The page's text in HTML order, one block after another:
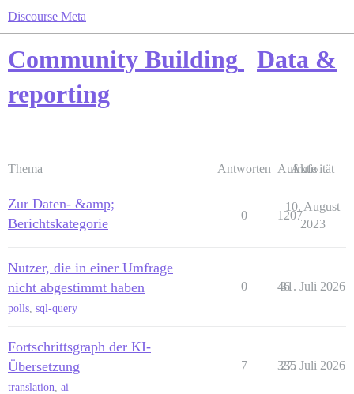
Discourse Meta
Community Building
Data &
reporting
Thema Antworten Aufrufe
Aktivität
Zur Daten- &amp;
Berichtskategorie
0 1207
10. August
2023
Nutzer, die in einer Umfrage
nicht abgestimmt haben
polls, sql-query
0 46
31. Juli 2026
Fortschrittsgraph der KI-
Übersetzung
translation, ai
7 335
27. Juli 2026